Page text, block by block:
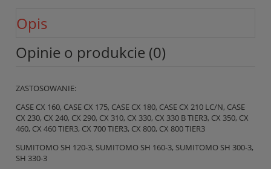
Opis
Opinie o produkcie (0)
ZASTOSOWANIE:
CASE CX 160, CASE CX 175, CASE CX 180, CASE CX 210 LC/N, CASE
CX 230, CX 240, CX 290, CX 310, CX 330, CX 330 B TIER3, CX 350, CX
460, CX 460 TIER3, CX 700 TIER3, CX 800, CX 800 TIER3
SUMITOMO SH 120-3, SUMITOMO SH 160-3, SUMITOMO SH 300-3,
SH 330-3